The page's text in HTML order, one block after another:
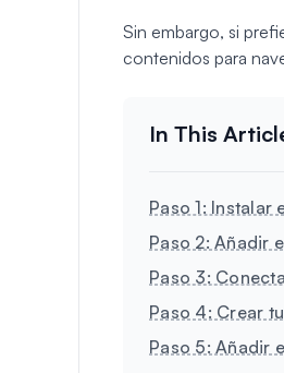
Sin embargo, si
contenidos para
Paso 1: Instalar
Paso 2: Añadir
Paso 3:
Paso 4: Crear
Paso 5: Añadir